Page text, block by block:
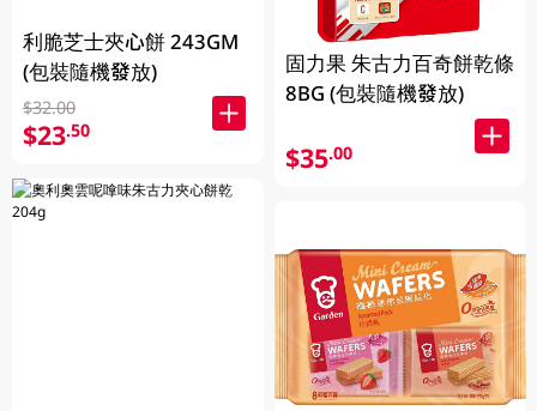
利脆芝士夾心餅 243GM
(包裝隨機發放)
$32.00
$23.50
固力果 朱古力百奇餅乾條
8BG (包裝隨機發放)
$35.00